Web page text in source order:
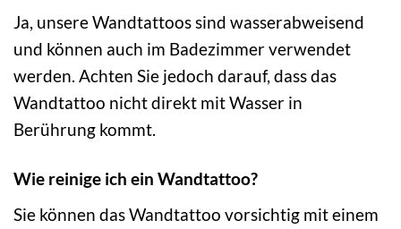
Ja, unsere Wandtattoos sind wasserabweisend
und können auch im Badezimmer verwendet
werden. Achten Sie jedoch darauf, dass das
Wandtattoo nicht direkt mit Wasser in
Berührung kommt.
Wie reinige ich ein Wandtattoo?
Sie können das Wandtattoo vorsichtig mit einem